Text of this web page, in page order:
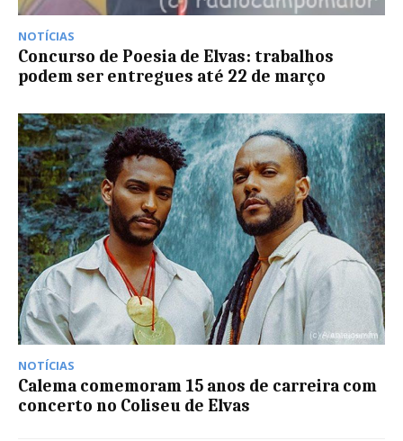
NOTÍCIAS
Concurso de Poesia de Elvas: trabalhos
podem ser entregues até 22 de março
NOTÍCIAS
Calema comemoram 15 anos de carreira com
concerto no Coliseu de Elvas